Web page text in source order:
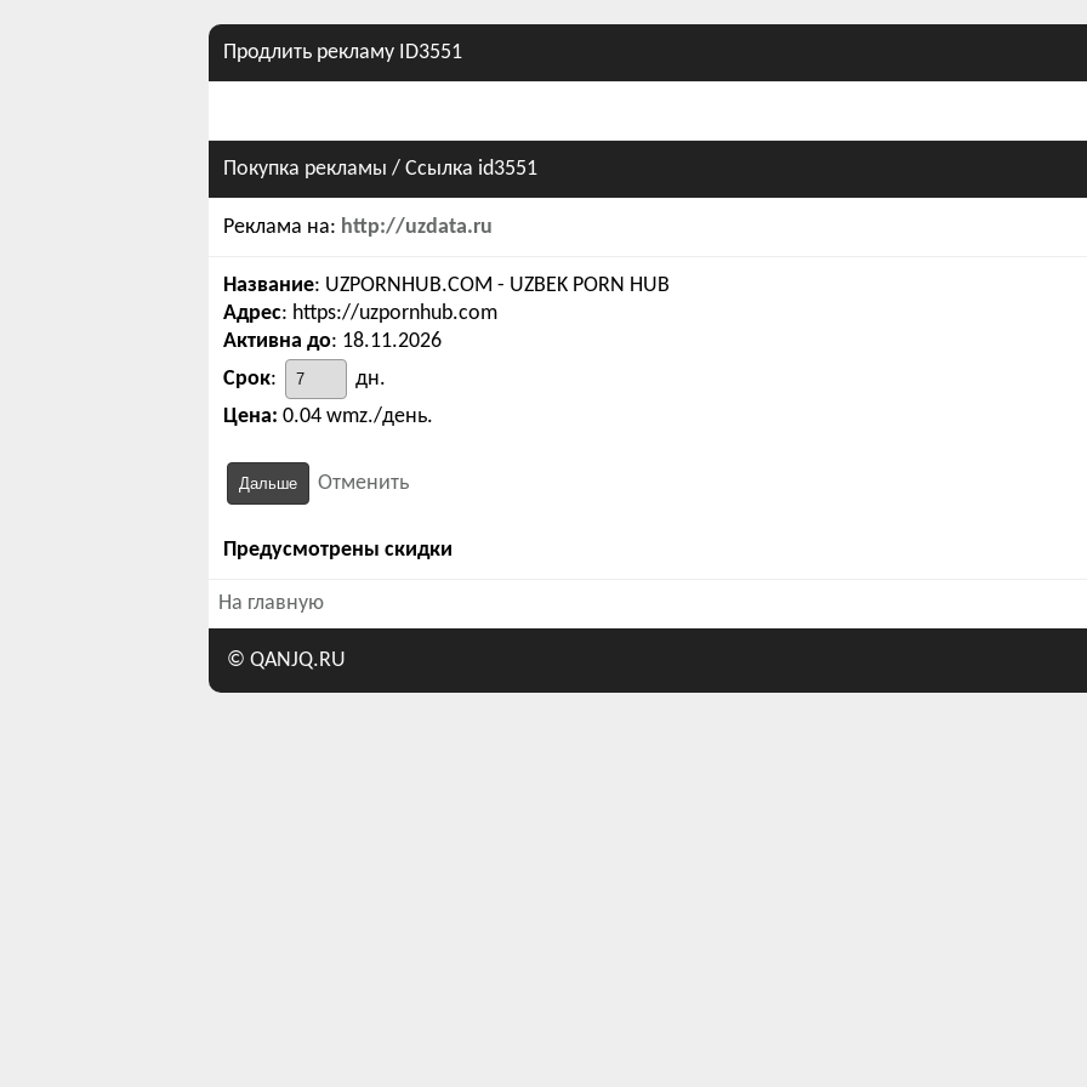
Продлить рекламу ID3551
Покупка рекламы / Ссылка id3551
Реклама на: http://uzdata.ru
Название: UZPORNHUB.COM - UZBEK PORN HUB
Адрес: https://uzpornhub.com
Активна до: 18.11.2026
Срок:
дн.
Цена: 0.04 wmz./день.
Отменить
Предусмотрены скидки
На главную
© QANJQ.RU